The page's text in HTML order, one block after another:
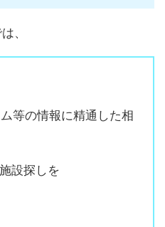
、
等の情報に精通した相
設探しを